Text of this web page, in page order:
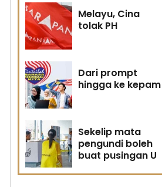
Melayu, Cina
tolak PH
Dari prompt
hingga ke kepam
Sekelip mata
pengundi boleh
buat pusingan U